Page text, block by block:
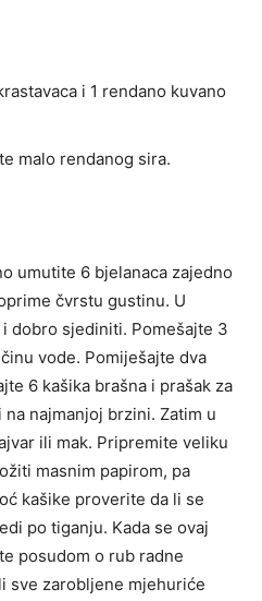
i 1 rendano kuvano
malo rendanog sira.
umutite 6 bjelanaca zajedno
čvrstu gustinu. U
dobro sjediniti. Pomešajte 3
vode. Pomiješajte dva
6 kašika brašna i prašak za
najmanjoj brzini. Zatim u
ili mak. Pripremite veliku
masnim papirom, pa
kašike proverite da li se
po tiganju. Kada se ovaj
posudom o rub radne
sve zarobljene mjehuriće